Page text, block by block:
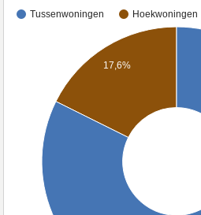
Tussenwoningen Hoekwoningen
17,6%